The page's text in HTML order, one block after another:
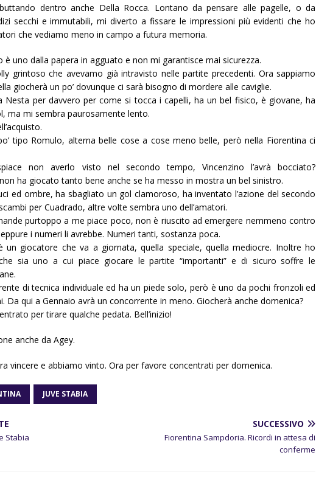
dentro anche Della Rocca. Lontano da pensare alle pagelle, o da
secchi e immutabili, mi diverto a fissare le impressioni più evidenti che ho
che vediamo meno in campo a futura memoria.
è uno dalla papera in agguato e non mi garantisce mai sicurezza.
grintoso che avevamo già intravisto nelle partite precedenti. Ora sappiamo
giocherà un po’ dovunque ci sarà bisogno di mordere alle caviglie.
Nesta per davvero per come si tocca i capelli, ha un bel fisico, è giovane, ha
ma mi sembra paurosamente lento.
tipo Romulo, alterna belle cose a cose meno belle, però nella Fiorentina ci
non averlo visto nel secondo tempo, Vincenzino l’avrà bocciato?
ha giocato tanto bene anche se ha messo in mostra un bel sinistro.
ed ombre, ha sbagliato un gol clamoroso, ha inventato l’azione del secondo
per Cuadrado, altre volte sembra uno dell’amatori.
purtoppo a me piace poco, non è riuscito ad emergere nemmeno contro
i numeri li avrebbe. Numeri tanti, sostanza poca.
un giocatore che va a giornata, quella speciale, quella mediocre. Inoltre ho
che sia uno a cui piace giocare le partite “importanti” e di sicuro soffre le
di tecnica individuale ed ha un piede solo, però è uno da pochi fronzoli ed
Da qui a Gennaio avrà un concorrente in meno. Giocherà anche domenica?
per tirare qualche pedata. Bell’inizio!
anche da Agey.
vincere e abbiamo vinto. Ora per favore concentrati per domenica.
JUVE STABIA
Stabia
SUCCESSIVO
Fiorentina Sampdoria. Ricordi in attesa di
conferme